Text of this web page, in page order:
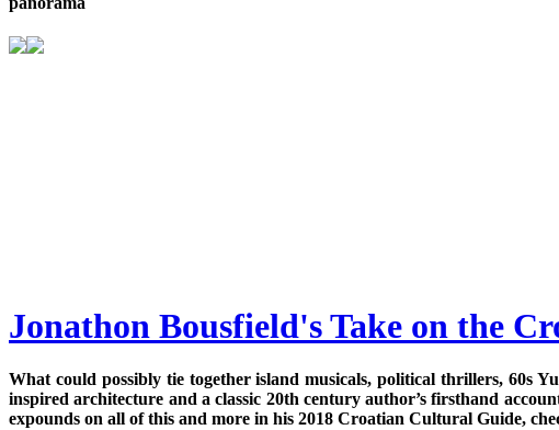
Jonathon Bousfield's Take on the
What could possibly tie together island musicals, political thrillers, 60s
inspired architecture and a classic 20th century author’s firsthand
expounds on all of this and more in his 2018 Croatian Cultural Guide,